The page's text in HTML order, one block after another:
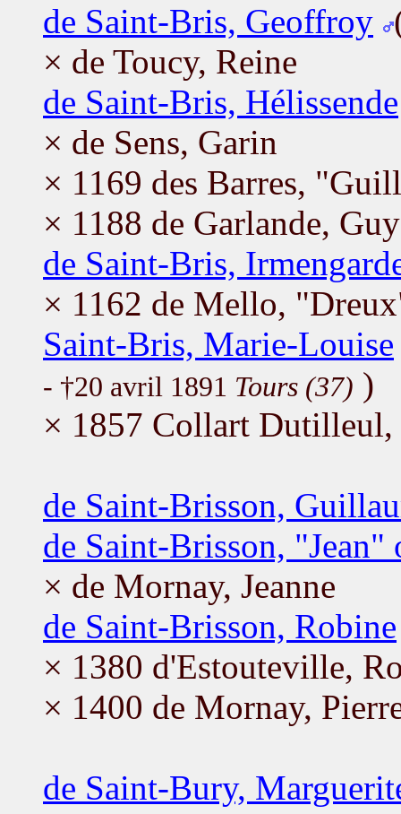
de Saint-Bris, Geoffroy
× de Toucy, Reine
de Saint-Bris, Hélissende
× de Sens, Garin
× 1169 des Barres,
× 1188 de Garlande, Guy
de Saint-Bris,
× 1162 de Mello,
Saint-Bris, Marie-Louise
- †20 avril 1891 Tours (37) )
× 1857 Collart
de Saint-Brisson,
de Saint-Brisson,
× de Mornay, Jeanne
de Saint-Brisson, Robine
× 1380 d'Estouteville,
× 1400 de Mornay,
de Saint-Bury,